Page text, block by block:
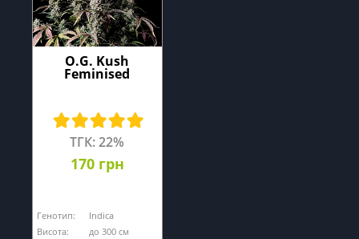
O.G. Kush
Feminised
ТГК: 22%
170 грн
Генотип:
Indica
Висота:
до 300 см